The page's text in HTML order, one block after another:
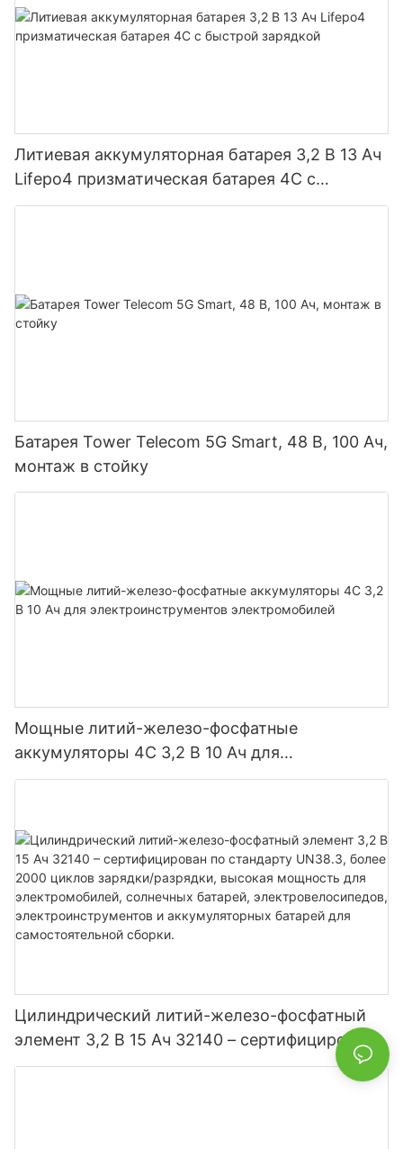
Литиевая аккумуляторная батарея 3,2 В 13 Ач
Lifepo4 призматическая батарея 4C с
быстрой зарядкой
Батарея Tower Telecom 5G Smart, 48 В, 100 Ач,
монтаж в стойку
Мощные литий-железо-фосфатные
аккумуляторы 4C 3,2 В 10 Ач для
электроинструментов электромобилей
Цилиндрический литий-железо-фосфатный
элемент 3,2 В 15 Ач 32140 – сертифицирован
по стандарту UN38.3, более 2000 циклов